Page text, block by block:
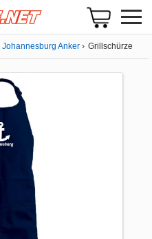
Johannesburg Anker Grillschürze